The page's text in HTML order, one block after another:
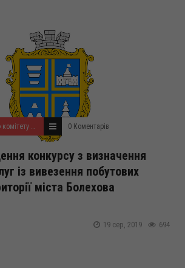
Рішення виконавчого комітету за серпень 2019 року 0 Коментарів
конкурсу з визначення
із вивезення побутових
міста Болехова
694
19 сер, 2019